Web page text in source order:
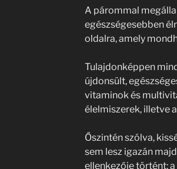
A párommal
egészségesebben
oldalra, amely
Tulajdonképpen
újdonsült,
vitaminok és
élelmiszerek, illetve
Őszintén szólva,
sem lesz igazán
ellenkezője történt: